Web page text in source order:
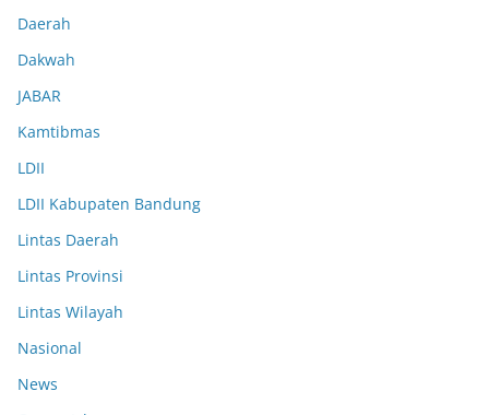
Daerah
Dakwah
JABAR
Kamtibmas
LDII
LDII Kabupaten Bandung
Lintas Daerah
Lintas Provinsi
Lintas Wilayah
Nasional
News